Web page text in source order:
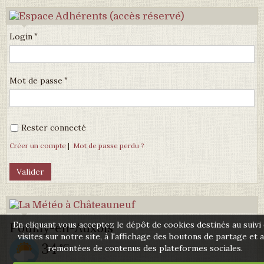
Login
Mot de passe
Rester connecté
Créer un compte | Mot de passe perdu ?
Pouilly-en-Auxois
34 °C
En cliquant vous acceptez le dépôt de cookies destinés au suivi
visites sur notre site, à l'affichage des boutons de partage et
remontées de contenus des plateformes sociales.